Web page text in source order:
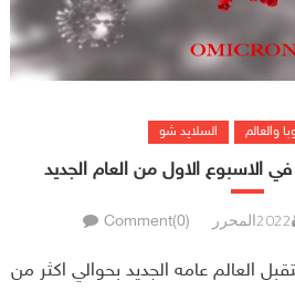
والعالم السلايد شو
الاسبوع الاول من العام الجديد
المحرر Comment(0)
العالم عامه الجديد بحوالي اكثر من